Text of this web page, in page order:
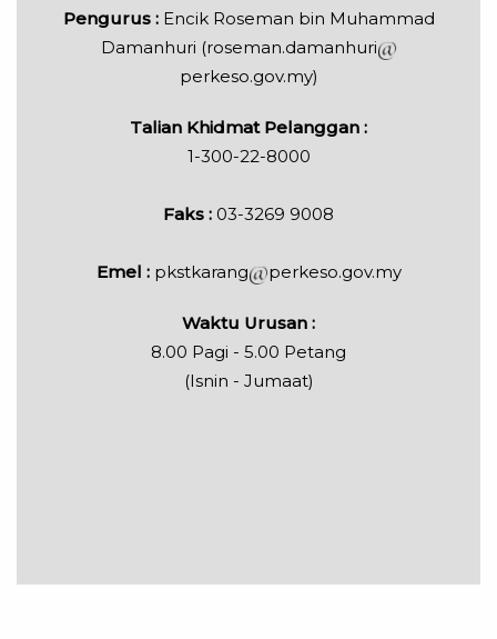
Pengurus : Encik Roseman bin Muhammad
Damanhuri (roseman.damanhuri
perkeso.gov.my)
Talian Khidmat Pelanggan :
1-300-22-8000
Faks : 03-3269 9008
Emel :pkstkarang perkeso.gov.my
Waktu Urusan :
8.00 Pagi - 5.00 Petang
(Isnin - Jumaat)